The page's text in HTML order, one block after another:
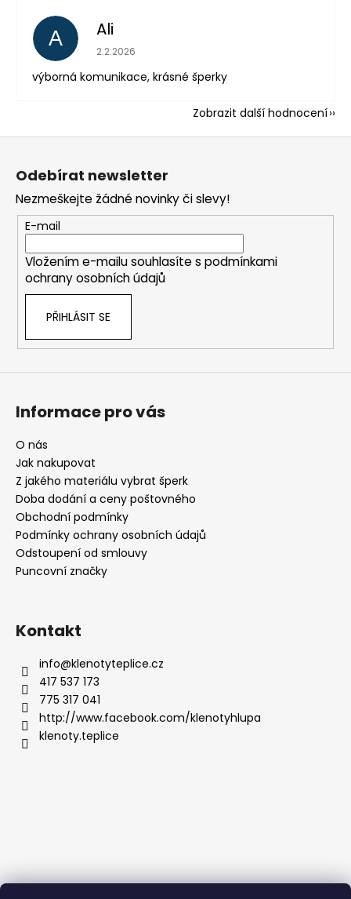
A Ali
Hodnocení obchodu je 5 z 5 hvězdiček.
2.2.2026
výborná komunikace, krásné šperky
Zobrazit další hodnocení
Z
Odebírat newsletter
Nezmeškejte žádné novinky či slevy!
E-mail
Vložením e-mailu souhlasíte s podmínkami
ochrany osobních údajů
PŘIHLÁSIT SE
Informace pro vás
O nás
Jak nakupovat
Z jakého materiálu vybrat šperk
Doba dodání a ceny poštovného
Obchodní podmínky
Podmínky ochrany osobních údajů
Odstoupení od smlouvy
Puncovní značky
Kontakt
info@klenotyteplice.cz
417 537 173
775 317 041
http://www.facebook.com/klenotyhlupa
klenoty.teplice